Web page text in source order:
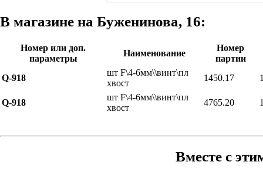
В магазине на Буженинова, 16:
Номер или доп.
параметры
Наименование
Номер
партии
Q-918
шт F\4-6мм\\винт\пл
хвост
1450.17
Q-918
шт F\4-6мм\\винт\пл
хвост
4765.20
Вместе с